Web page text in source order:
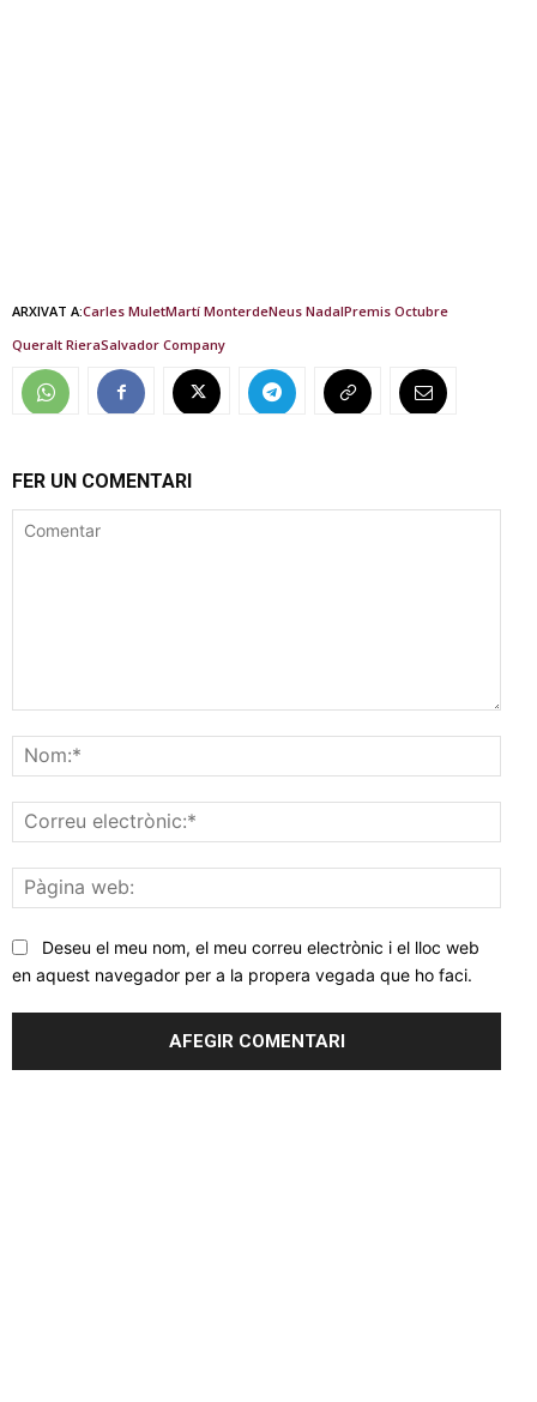
ARXIVAT A:Carles MuletMartí MonterdeNeus NadalPremis Octubre
Queralt RieraSalvador Company
FER UN COMENTARI
web:
Deseu el meu nom, el meu correu electrònic i el lloc web
en aquest navegador per a la propera vegada que ho faci.